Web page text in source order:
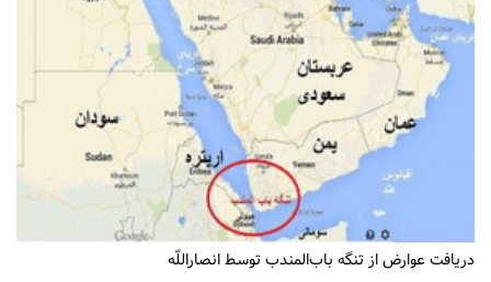
دریافت عوارض از تنگه باب‌المندب توسط انصاراللّه